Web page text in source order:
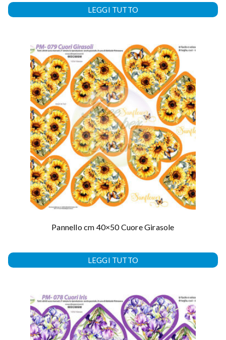
LEGGI TUTTO
Pannello cm 40×50 Cuore Girasole
LEGGI TUTTO